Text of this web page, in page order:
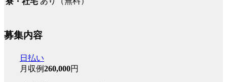
募集内容
日払い
月収例260,000円